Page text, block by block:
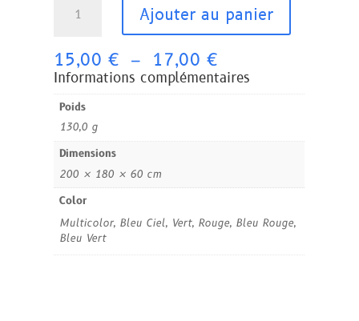
crâne
Lumineux
Halloween
Ajouter au panier
15,00€ – 17,00€
de
prix :
Informations complémentaires
Poids
130,0 g
Dimensions
200 × 180 × 60 cm
Color
Multicolor, Bleu Ciel, Vert, Rouge, Bleu Rouge,
Bleu Vert